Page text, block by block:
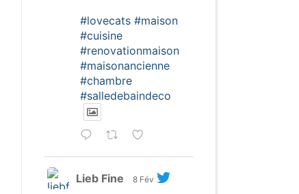
#lovecats #maison
#cuisine
#renovationmaison
#maisonancienne
#chambre
#salledebaindeco
Lieb Fine 8 Fév